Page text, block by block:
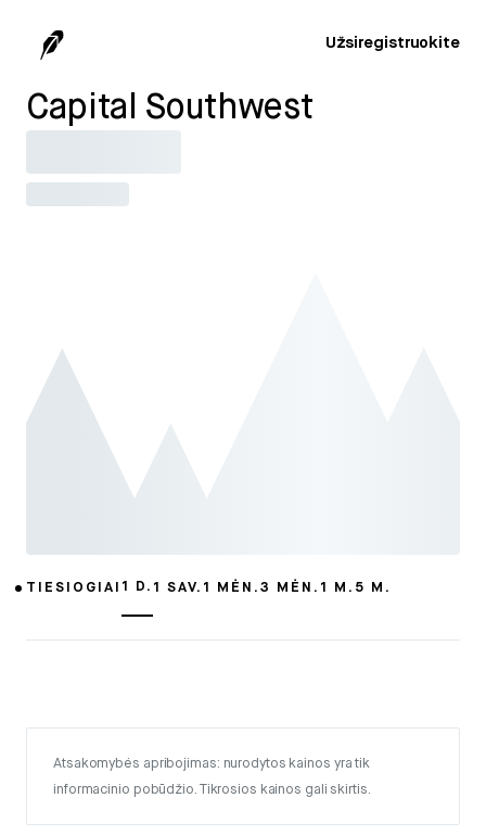
Užsiregistruokite
Capital Southwest
TIESIOGIAI 1 D. 1 SAV. 1 MĖN.3 MĖN. 1 M. 5 M.
Atsakomybės apribojimas: nurodytos kainos yra tik
informacinio pobūdžio. Tikrosios kainos gali skirtis.